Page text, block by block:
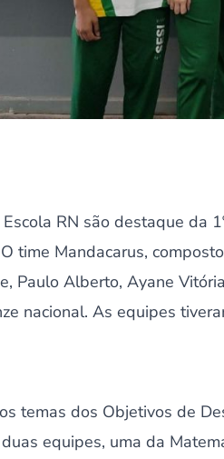
RN são destaque da
time Mandacarus,
Paulo Alberto, Ayane
nacional. As equipes
temas dos Objetivos de
equipes, uma da